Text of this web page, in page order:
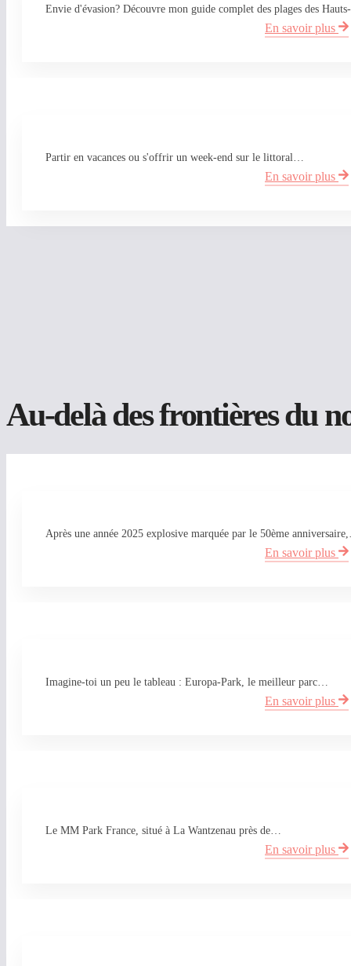
Envie d'évasion? Découvre mon guide complet des plages des
En savoir plus
Partir en vacances ou s'offrir un week-end sur le littoral…
En savoir plus
Au-delà des frontières du
Après une année 2025 explosive marquée par le 50ème
En savoir plus
Imagine-toi un peu le tableau : Europa-Park, le meilleur parc…
En savoir plus
Le MM Park France, situé à La Wantzenau près de…
En savoir plus